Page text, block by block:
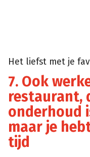
Het liefst met je
7. Ook
restaurant,
onderhoud
maar je
tijd